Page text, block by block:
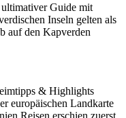
Guide mit
Inseln gelten als
auf den Kapverden
& Highlights
europäischen Landkarte
Reisen erschien zuerst